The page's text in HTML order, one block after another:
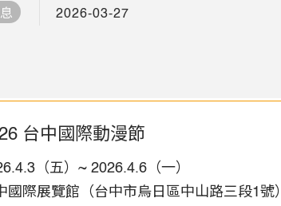
2026-03-27
台中國際動漫節
（五）~ 2026.4.6（一）
國際展覽館（台中市烏日區中山路三段1號